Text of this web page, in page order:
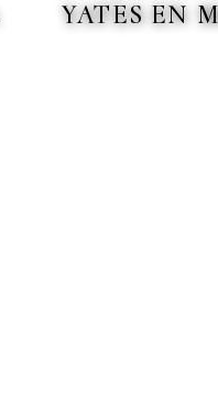
YATES EN